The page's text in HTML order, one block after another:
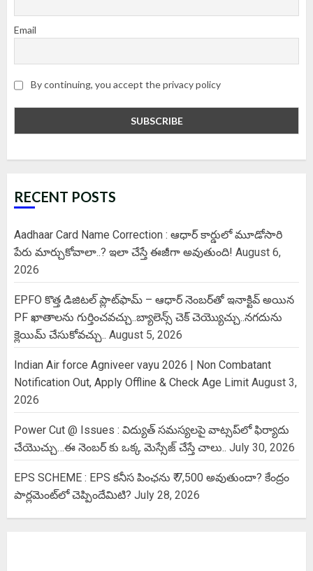
Email
By continuing, you accept the privacy policy
RECENT POSTS
Aadhaar Card Name Correction : ఆధార్ కార్డులో మూడోసారి
పేరు మార్చుకోవాలా..? ఇలా చేస్తే ఈజీగా అవుతుంది! August 6,
2026
EPFO కొత్త డిజిటల్ ప్లాట్‌ఫామ్‌ – ఆధార్ నెంబర్‌తో ఇనాక్టివ్ అయిన
PF ఖాతాలను గుర్తించవచ్చు..బ్యాలెన్స్ చెక్ చెయ్యొచ్చు..నగదును
క్లెయిమ్ చేసుకోవచ్చు.. August 5, 2026
Indian Air force Agniveer vayu 2026 | Non Combatant
Notification Out, Apply Offline & Check Age Limit August 3,
2026
Power Cut @ Issues : విద్యుత్ సమస్యలపై వాట్సప్‌లో ఫిర్యాదు
చేయొచ్చు…ఈ నెంబర్ కు ఒక్క మెస్సేజ్ చేస్తే చాలు.. July 30, 2026
EPS SCHEME : EPS కనీస పింఛను ₹ 7,500 అవుతుందా? కేంద్రం
పార్లమెంట్‌లో చెప్పిందేమిటి? July 28, 2026